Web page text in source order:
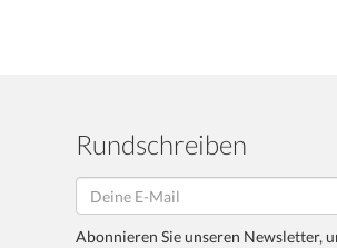
Rundschreiben
Abonnieren Sie unseren Newsletter,